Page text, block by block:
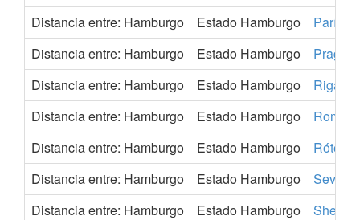
Distancia entre: Hamburgo
Estado Hamburgo
París
Distancia entre: Hamburgo
Estado Hamburgo
Praga
Distancia entre: Hamburgo
Estado Hamburgo
Riga
Distancia entre: Hamburgo
Estado Hamburgo
Roma
Distancia entre: Hamburgo
Estado Hamburgo
Distancia entre: Hamburgo
Estado Hamburgo
Sevilla
Distancia entre: Hamburgo
Estado Hamburgo